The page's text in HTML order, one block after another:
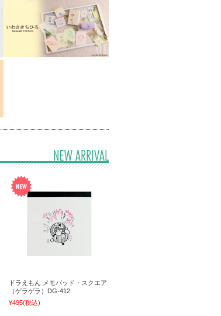
ドラえもん メモパッド・スクエア
（ゲラゲラ）DG-412
¥495(税込)